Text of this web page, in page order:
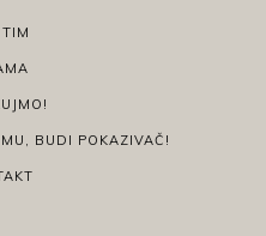
BUDI POKAZIVAČ!